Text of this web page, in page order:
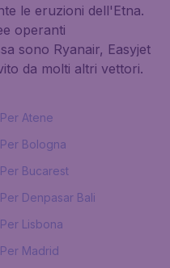
le eruzioni dell'Etna.
operanti
sono Ryanair, Easyjet
da molti altri vettori.
Per Atene
Per Bologna
Per Bucarest
Per Denpasar Bali
Per Lisbona
Per Madrid